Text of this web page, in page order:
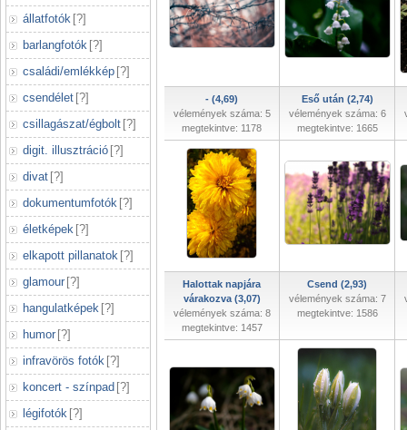
állatfotók [?]
barlangfotók [?]
családi/emlékkép [?]
csendélet [?]
csillagászat/égbolt [?]
digit. illusztráció [?]
divat [?]
dokumentumfotók [?]
életképek [?]
elkapott pillanatok [?]
glamour [?]
hangulatképek [?]
humor [?]
infravörös fotók [?]
koncert - színpad [?]
légifotók [?]
- (4,69)
vélemények száma: 5
megtekintve: 1178
Eső után (2,74)
vélemények száma: 6
megtekintve: 1665
Halottak napjára
várakozva (3,07)
vélemények száma: 8
megtekintve: 1457
Csend (2,93)
vélemények száma: 7
megtekintve: 1586